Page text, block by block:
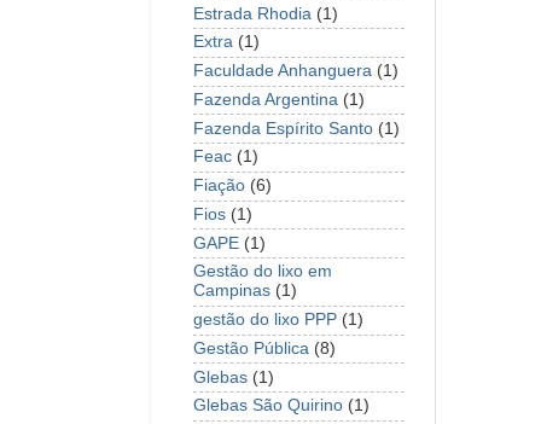
Estrada Rhodia (1)
Extra (1)
Faculdade Anhanguera (1)
Fazenda Argentina (1)
Fazenda Espírito Santo (1)
Feac (1)
Fiação (6)
Fios (1)
GAPE (1)
Gestão do lixo em
Campinas (1)
gestão do lixo PPP (1)
Gestão Pública (8)
Glebas (1)
Glebas São Quirino (1)